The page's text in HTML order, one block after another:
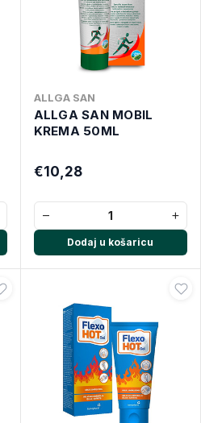
ALLGA SAN
ALLGA SAN MOBIL
KREMA 50ML
€10,28
− +
Dodaj u košaricu